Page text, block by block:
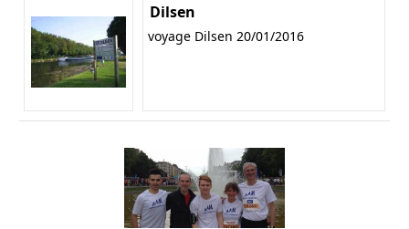
Dilsen
voyage Dilsen 20/01/2016